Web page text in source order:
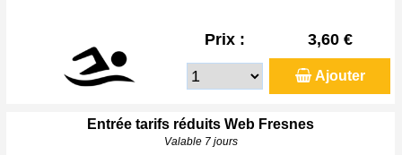
Prix : 3,60 €
Ajouter
Entrée tarifs réduits Web Fresnes
Valable 7 jours